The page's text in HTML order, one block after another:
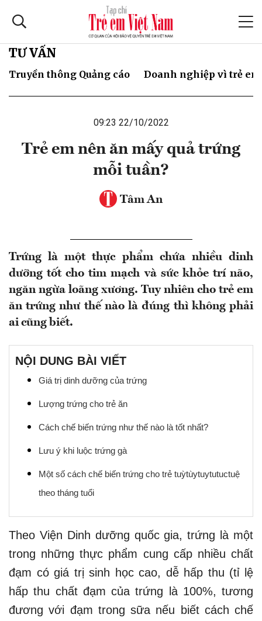
TƯ VẤN
Truyền thông Quảng cáo Doanh nghiệp vì trẻ em
09:23 22/10/2022
Trẻ em nên ăn mấy quả trứng
mỗi tuần?
Tâm An
Trứng là một thực phẩm chứa nhiều dinh
dưỡng tốt cho tim mạch và sức khỏe trí não,
ngăn ngừa loãng xương. Tuy nhiên cho trẻ em
ăn trứng như thế nào là đúng thì không phải
ai cũng biết.
NỘI DUNG BÀI VIẾT
Giá trị dinh dưỡng của trứng
Lượng trứng cho trẻ ăn
Cách chế biến trứng như thế nào là tốt nhất?
Lưu ý khi luộc trứng gà
Một số cách chế biến trứng cho trẻ tuỳtùytuytutuctuệ
theo tháng tuổi
Theo Viện Dinh dưỡng quốc gia, trứng là một
trong những thực phẩm cung cấp nhiều chất
đạm có giá trị sinh học cao, dễ hấp thu (tỉ lệ
hấp thu chất đạm của trứng là 100%, tương
đương với đạm trong sữa nếu biết cách chế